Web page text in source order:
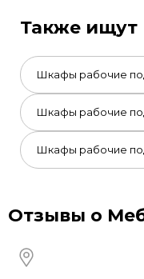
Также ищут
Шкафы рабочие
Шкафы рабочие
Шкафы рабочие
Отзывы о